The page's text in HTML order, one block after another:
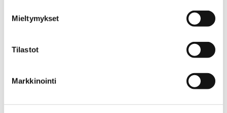
Mieltymykset
Tilastot
Markkinointi
erittäin haastavaa, ja kameroiden laatu- ja
huomattavasti eri valaistuksissa. Lisäksi
katsottuna. Esimerkkinä tästä niin